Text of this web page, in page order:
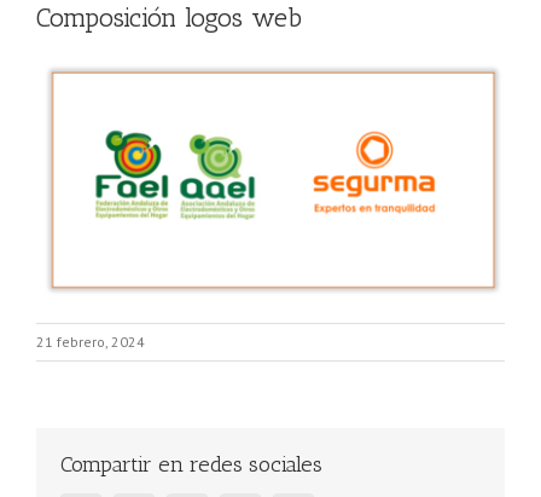
Composición logos web
21 febrero, 2024
Compartir en redes sociales